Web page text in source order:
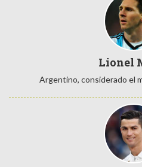
Lionel
Argentino, considerado el